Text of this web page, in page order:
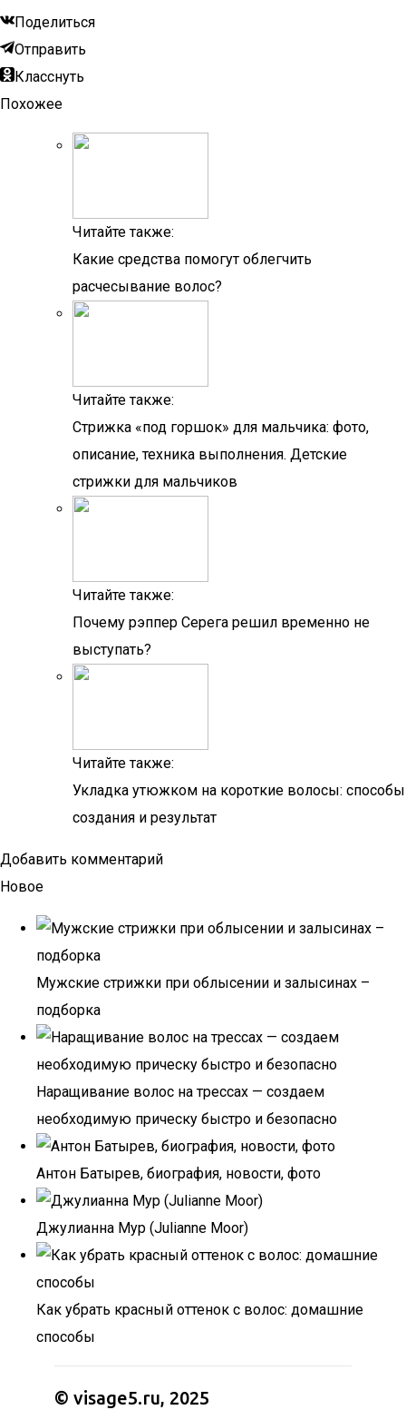
Поделиться
Отправить
Класснуть
Похожее
Читайте также:
Какие средства помогут облегчить
расчесывание волос?
Читайте также:
Стрижка «под горшок» для мальчика: фото,
описание, техника выполнения. Детские
стрижки для мальчиков
Читайте также:
Почему рэппер Серега решил временно не
выступать?
Читайте также:
Укладка утюжком на короткие волосы: способы
создания и результат
Добавить комментарий
Новое
Мужские стрижки при облысении и залысинах –
подборка
Наращивание волос на трессах — создаем
необходимую прическу быстро и безопасно
Антон Батырев, биография, новости, фото
Джулианна Мур (Julianne Moor)
Как убрать красный оттенок с волос: домашние
способы
© visage5.ru, 2025